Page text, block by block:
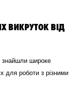
ВИКРУТОК ВІД
знайшли широке
для роботи з різними